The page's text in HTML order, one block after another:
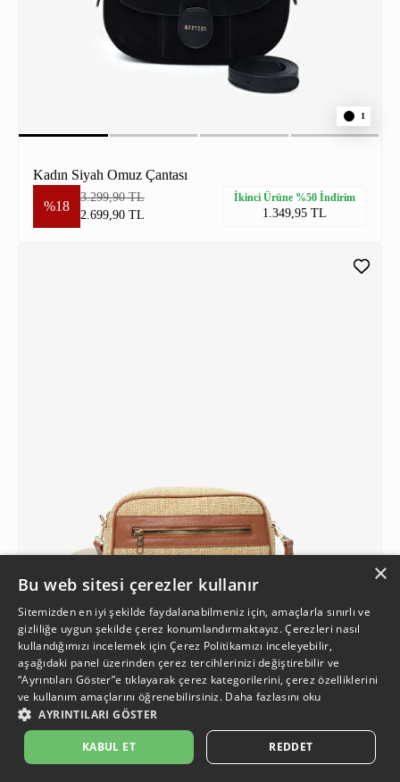
1
Kadın Siyah Omuz Çantası
%18
3.299,90 TL
2.699,90 TL
İkinci Ürüne %50 İndirim
1.349,95 TL
Kadın Taba Omuz Çantası
2.499,90 TL
2.199,90 TL
İkinci Ürüne %50 İndirim
1.099,95 TL
×
Bu web sitesi çerezler kullanır
Sitemizden en iyi şekilde faydalanabilmeniz için, amaçlarla sınırlı ve
gizliliğe uygun şekilde çerez konumlandırmaktayız. Çerezleri nasıl
kullandığımızı incelemek içinÇerez Politikamızı inceleyebilir,
aşağıdaki panel üzerinden çerez tercihlerinizi değiştirebilir ve
“Ayrıntıları Göster”e tıklayarak çerez kategorilerini, çerez özelliklerini
ve kullanım amaçlarını öğrenebilirsiniz. Daha fazlasını oku
AYRINTILARI GÖSTER
KABUL ET REDDET